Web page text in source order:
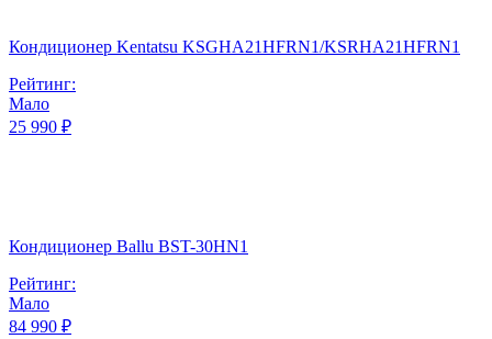
Кондиционер Kentatsu KSGHA21HFRN1/KSRHA21HFRN1
Рейтинг:
Мало
25 990 ₽
Кондиционер Ballu BST-30HN1
Рейтинг:
Мало
84 990 ₽